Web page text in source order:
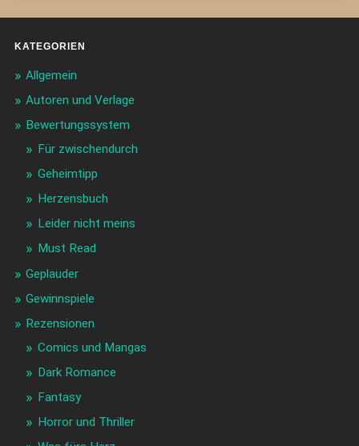
KATEGORIEN
Allgemein
Autoren und Verlage
Bewertungssystem
Für zwischendurch
Geheimtipp
Herzensbuch
Leider nicht meins
Must Read
Geplauder
Gewinnspiele
Rezensionen
Comics und Mangas
Dark Romance
Fantasy
Horror und Thriller